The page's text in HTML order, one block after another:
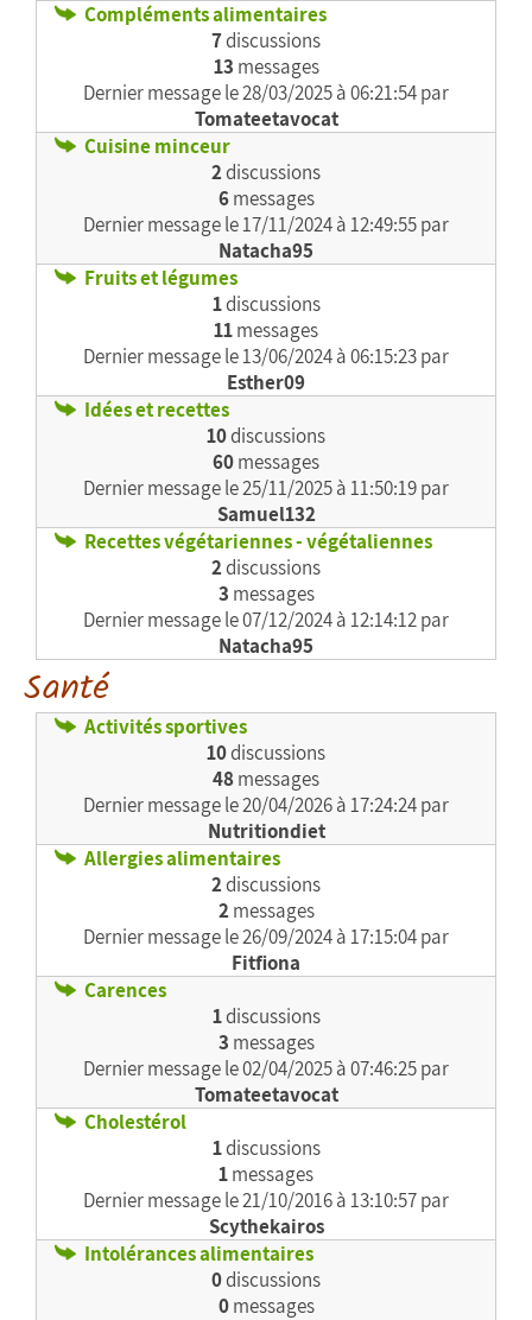
Compléments alimentaires
7discussions
13 messages
Dernier message le28/03/2025 à 06:21:54 par
Tomateetavocat
Cuisine minceur
2discussions
6messages
Dernier message le17/11/2024 à 12:49:55 par
Natacha95
Fruits et légumes
1discussions
11messages
Dernier message le13/06/2024 à 06:15:23 par
Esther09
Idées et recettes
10discussions
60messages
Dernier message le25/11/2025 à 11:50:19 par
Samuel132
Recettes végétariennes - végétaliennes
2discussions
3 messages
Dernier message le07/12/2024 à 12:14:12 par
Natacha95
Santé
Activités sportives
10discussions
48messages
Dernier message le20/04/2026 à 17:24:24 par
Nutritiondiet
Allergies alimentaires
2discussions
2messages
Dernier message le26/09/2024 à 17:15:04 par
Fitfiona
Carences
1discussions
3 messages
Dernier message le02/04/2025 à 07:46:25 par
Tomateetavocat
Cholestérol
1discussions
1messages
Dernier message le21/10/2016 à 13:10:57 par
Scythekairos
Intolérances alimentaires
0discussions
0messages